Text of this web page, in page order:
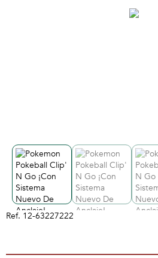
Ref. 12-63227222